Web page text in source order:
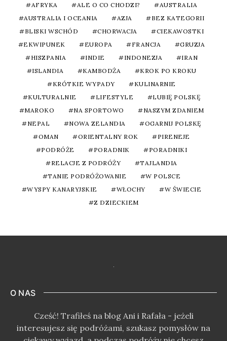
AFRYKA ALE O CO CHODZI?
AUSTRALIA
AUSTRALIA I OCEANIA
AZJA
BEZ KATEGORII
BLISKI WSCHÓD
CHORWACJA
CIEKAWOSTKI
EKWIPUNEK
EUROPA FRANCJA
GRUZJA
HISZPANIA
INDIE INDONEZJA
IRAN
ISLANDIA
KAMBODŻA
KROK PO KROKU
KRÓTKIE WYPADY
KULINARNIE
KULTURALNIE
LIFESTYLE
LUBIĘ POLSKĘ
MAROKO
NA SPORTOWO
NASZYM ZDANIEM
NEPAL
NOWA ZELANDIA
OGARNIJ POLSKĘ
OMAN
ORIENTALNY ROK
PIRENEJE
PODRÓŻE
PORADNIK
PORADNIKI
RELACJE Z PODRÓŻY
TAJLANDIA
TANIE PODRÓŻOWANIE
W POLSCE
WYSPY KANARYJSKIE
WŁOCHY
W ŚWIECIE
Z DZIECKIEM
O NAS
Cześć! Trafiłeś na blog Ani i Rafała - jeżeli
interesujesz się podróżami, szukasz pomysłów na